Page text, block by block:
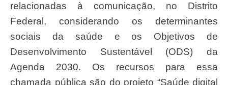
relacionadas à comunicação, no Distrito
Federal, considerando os determinantes
sociais da saúde e os Objetivos de
Desenvolvimento Sustentável (ODS) da
Agenda 2030. Os recursos para essa
chamada pública são do projeto “Saúde digital